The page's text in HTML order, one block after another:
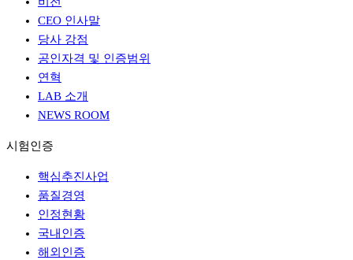
CEO 인사말
당사 강점
공인자격 및 인증범위
연혁
LAB 소개
NEWS ROOM
시험인증
핵심추진사업
품질경영
인정현황
국내인증
해외인증